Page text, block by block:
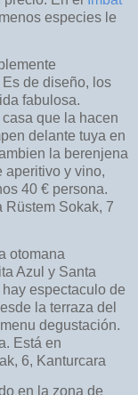
especies le
de diseño, los
fabulosa.
que la hacen
delante tuya en
la berenjena
aperitivo y vino,
40 € persona.
Rüstem Sokak, 7
otomana
Azul y Santa
espectaculo de
la terraza del
degustación.
Está en
6, Kanturcara
en la zona de